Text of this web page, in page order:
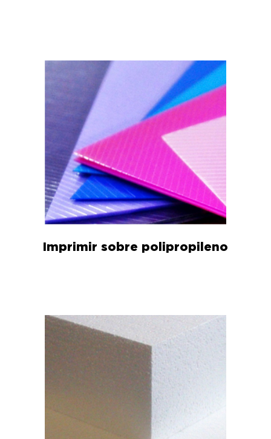
Imprimir sobre polipropileno